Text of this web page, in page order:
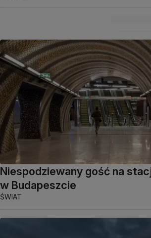
Niespodziewany gość na
w Budapeszcie
ŚWIAT